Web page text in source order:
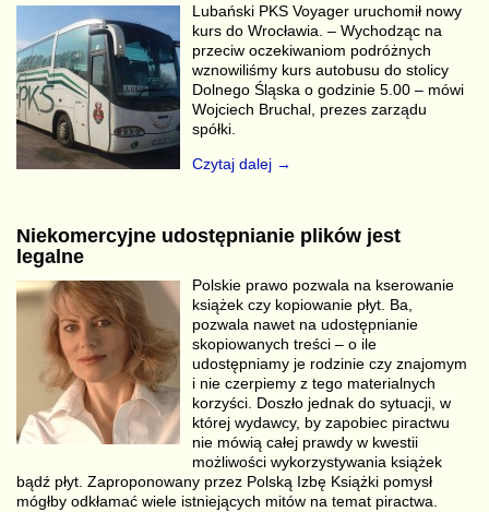
Lubański PKS Voyager uruchomił nowy
kurs do Wrocławia. – Wychodząc na
przeciw oczekiwaniom podróżnych
wznowiliśmy kurs autobusu do stolicy
Dolnego Śląska o godzinie 5.00 – mówi
Wojciech Bruchal, prezes zarządu
spółki.
Czytaj dalej →
Niekomercyjne udostępnianie plików jest
legalne
Polskie prawo pozwala na kserowanie
książek czy kopiowanie płyt. Ba,
pozwala nawet na udostępnianie
skopiowanych treści – o ile
udostępniamy je rodzinie czy znajomym
i nie czerpiemy z tego materialnych
korzyści. Doszło jednak do sytuacji, w
której wydawcy, by zapobiec piractwu
nie mówią całej prawdy w kwestii
możliwości wykorzystywania książek
bądź płyt. Zaproponowany przez Polską Izbę Książki pomysł
mógłby odkłamać wiele istniejących mitów na temat piractwa.